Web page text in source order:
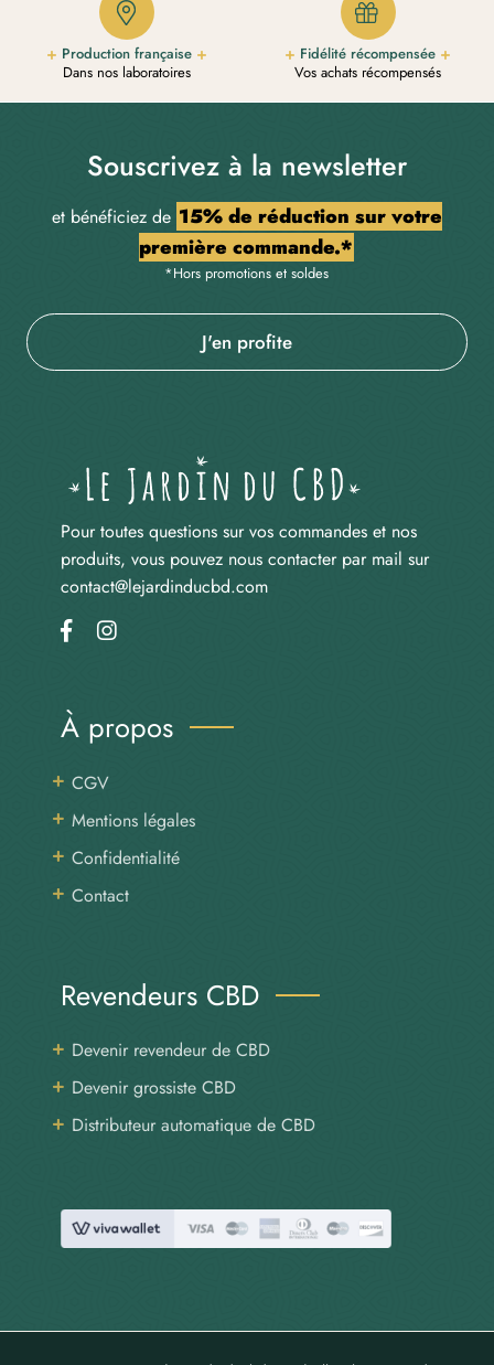
Production française
Dans nos laboratoires
Fidélité récompensée
Vos achats récompensés
Souscrivez à la newsletter
et bénéficiez de 15% de réduction sur votre
première commande.*
*Hors promotions et soldes
J'en profite
Pour toutes questions sur vos commandes et nos
produits, vous pouvez nous contacter par mail sur
contact@lejardinducbd.com
À propos
CGV
Mentions légales
Confidentialité
Contact
Revendeurs CBD
Devenir revendeur de CBD
Devenir grossiste CBD
Distributeur automatique de CBD